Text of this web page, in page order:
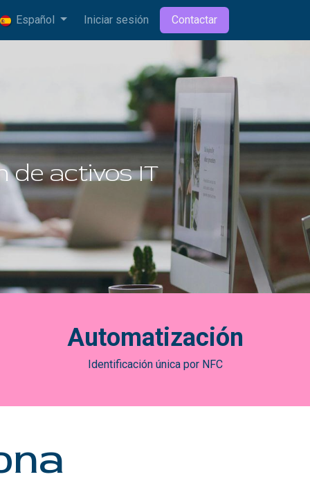
Español Iniciar sesión Contactar
de activos IT
Automatización
Identificación única por NFC